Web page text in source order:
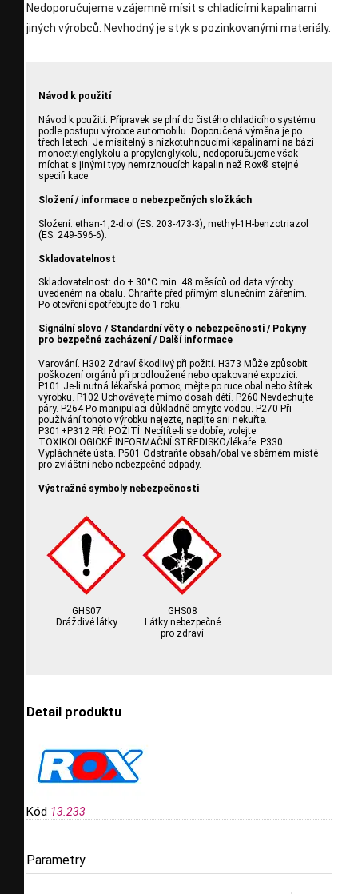
Nedoporučujeme vzájemně mísit s chladícími kapalinami
jiných výrobců. Nevhodný je styk s pozinkovanými materiály.
Návod k použití
Návod k použití: Přípravek se plní do čistého chladicího systému
podle postupu výrobce automobilu. Doporučená výměna je po
třech letech. Je mísitelný s nízkotuhnoucími kapalinami na bázi
monoetylenglykolu a propylenglykolu, nedoporučujeme však
míchat s jinými typy nemrznoucích kapalin než Rox® stejné
specifi kace.
Složení / informace o nebezpečných složkách
Složení: ethan-1,2-diol (ES: 203-473-3), methyl-1H-benzotriazol
(ES: 249-596-6).
Skladovatelnost
Skladovatelnost: do + 30°C min. 48 měsíců od data výroby
uvedeném na obalu. Chraňte před přímým slunečním zářením.
Po otevření spotřebujte do 1 roku.
Signální slovo / Standardní věty o nebezpečnosti / Pokyny
pro bezpečné zacházení / Další informace
Varování. H302 Zdraví škodlivý při požití. H373 Může způsobit
poškození orgánů při prodloužené nebo opakované expozici.
P101 Je-li nutná lékařská pomoc, mějte po ruce obal nebo štítek
výrobku. P102 Uchovávejte mimo dosah dětí. P260 Nevdechujte
páry. P264 Po manipulaci důkladně omyjte vodou. P270 Při
používání tohoto výrobku nejezte, nepijte ani nekuřte.
P301+P312 PŘI POŽITÍ: Necítíte-li se dobře, volejte
TOXIKOLOGICKÉ INFORMAČNÍ STŘEDISKO/lékaře. P330
Vypláchněte ústa. P501 Odstraňte obsah/obal ve sběrném místě
pro zvláštní nebo nebezpečné odpady.
Výstražné symboly nebezpečnosti
GHS07
Dráždivé látky
GHS08
Látky nebezpečné
pro zdraví
Detail produktu
Kód 13.233
Parametry